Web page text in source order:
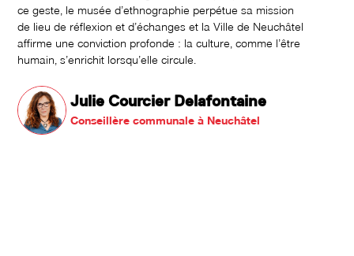
ce geste, le musée d’ethnographie perpétue sa mission
de lieu de réflexion et d’échanges et la Ville de Neuchâtel
affirme une conviction profonde : la culture, comme l’être
humain, s’enrichit lorsqu’elle circule.
Julie Courcier Delafontaine
Conseillère communale à Neuchâtel